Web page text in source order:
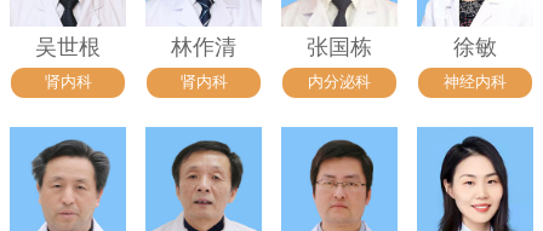
吴世根
肾内科
林作清
肾内科
张国栋
内分泌科
徐敏
神经内科